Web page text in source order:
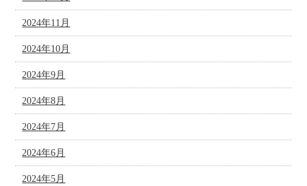
2024年11月
2024年10月
2024年9月
2024年8月
2024年7月
2024年6月
2024年5月